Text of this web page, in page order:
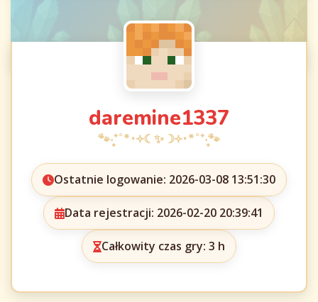
daremine1337
Ostatnie logowanie: 2026-03-08 13:51:30
Data rejestracji: 2026-02-20 20:39:41
Całkowity czas gry: 3 h